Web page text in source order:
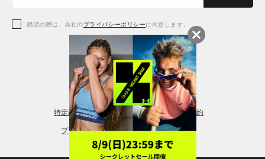
アクセサリー
レギンス＆タイツ
シューズ
購読の際は、当社のプライバシーポリシーに同意します。
特定商取引法に基づく通販の表記 会員規約
プライバシーポリシー